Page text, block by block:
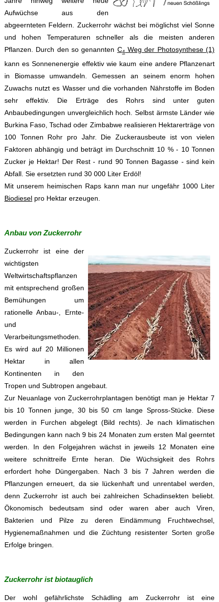
Aufwüchse aus den
abgeernteten Feldern. Zuckerrohr wächst bei möglichst viel Sonne
und hohen Temperaturen schneller als die meisten anderen
Pflanzen. Durch den so genannten C4 Weg der Photosynthese (1)
kann es Sonnenenergie effektiv wie kaum eine andere Pflanzenart
in Biomasse umwandeln. Gemessen an seinem enorm hohen
Zuwachs nutzt es Wasser und die vorhanden Nährstoffe im Boden
sehr effektiv. Die Erträge des Rohrs sind unter guten
Anbaubedingungen unvergleichlich hoch. Selbst ärmste Länder wie
Burkina Faso, Tschad oder Zimbabwe realisieren Hektarerträge von
100 Tonnen Rohr pro Jahr. Die Zuckerausbeute ist von vielen
Faktoren abhängig und beträgt im Durchschnitt 10 % - 10 Tonnen
Zucker je Hektar! Der Rest - rund 90 Tonnen Bagasse - sind kein
Abfall. Sie ersetzten rund 30 000 Liter Erdöl!
Mit unserem heimischen Raps kann man nur ungefähr 1000 Liter
Biodieselpro Hektar erzeugen.
Anbau von Zuckerrohr
Zuckerrohr ist eine der
wichtigsten
Weltwirtschaftspflanzen
mit entsprechend großen
Bemühungen um
rationelle Anbau-, Ernte-
und
Verarbeitungsmethoden.
Es wird auf 20 Millionen
Hektar in allen
Kontinenten in den
Tropen und Subtropen angebaut.
Zur Neuanlage von Zuckerrohrplantagen benötigt man je Hektar 7
bis 10 Tonnen junge, 30 bis 50 cm lange Spross-Stücke. Diese
werden in Furchen abgelegt (Bild rechts). Je nach klimatischen
Bedingungen kann nach 9 bis 24 Monaten zum ersten Mal geerntet
werden. In den Folgejahren wächst in jeweils 12 Monaten eine
weitere schnittreife Ernte heran. Die Wüchsigkeit des Rohrs
erfordert hohe Düngergaben. Nach 3 bis 7 Jahren werden die
Pflanzungen erneuert, da sie lückenhaft und unrentabel werden,
denn Zuckerrohr ist auch bei zahlreichen Schadinsekten beliebt.
Ökonomisch bedeutsam sind oder waren aber auch Viren,
Bakterien und Pilze zu deren Eindämmung Fruchtwechsel,
Hygienemaßnahmen und die Züchtung resistenter Sorten große
Erfolge bringen.
Zuckerrohr ist biotauglich
Der wohl gefährlichste Schädling am Zuckerrohr ist eine